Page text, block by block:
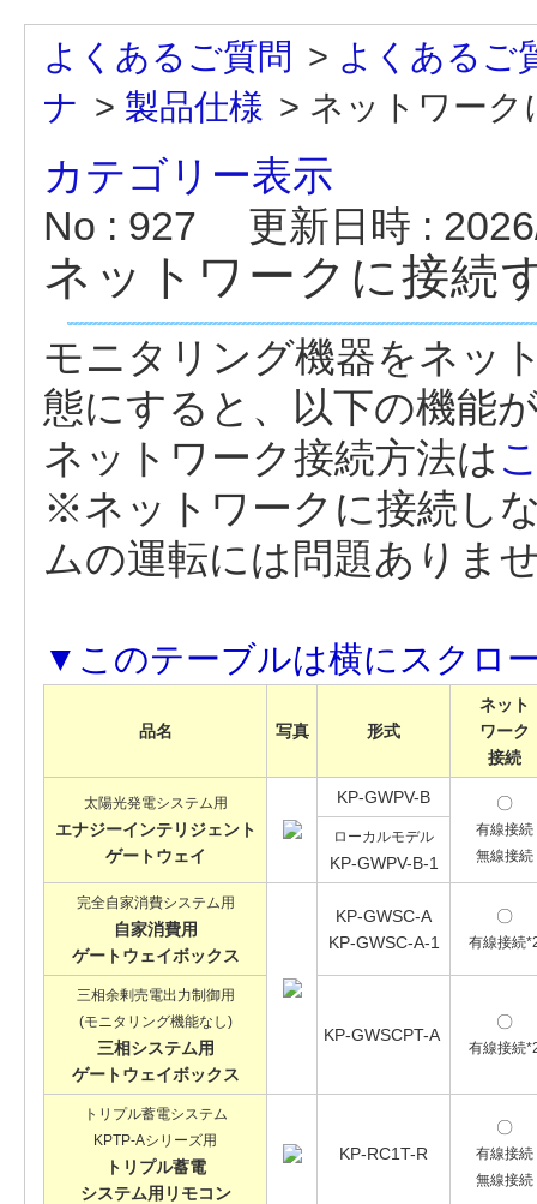
よくあるご質問 > よくあるご
ナ > 製品仕様 > ネットワーク
カテゴリー表示
No : 927
更新日時 :
ネットワークに接続
モニタリング機器をネッ
態にすると、以下の機能
ネットワーク接続方法は
※ネットワークに接続し
ムの運転には問題ありま
品名 写真 形式
ネット
ワーク
接続
太陽光発電システム用
エナジーインテリジェント
ゲートウェイ
KP-GWPV-B 〇
有線接続
無線接続
ローカルモデル
KP-GWPV-B-1
完全自家消費システム用
自家消費用
ゲートウェイボックス
KP-GWSC-A
KP-GWSC-A-1
〇
有線接続
三相余剰売電出力制御用
(モニタリング機能なし)
三相システム用
ゲートウェイボックス
KP-GWSCPT-A
〇
有線接続
トリプル蓄電システム
KPTP-Aシリーズ用
トリプル蓄電
システム用リモコン
KP-RC1T-R
〇
有線接続
無線接続